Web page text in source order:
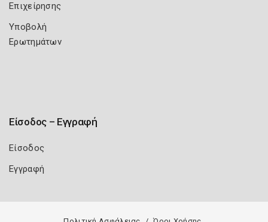
Επιχείρησης
Υποβολή
Ερωτημάτων
Είσοδος – Εγγραφή
Είσοδος
Εγγραφή